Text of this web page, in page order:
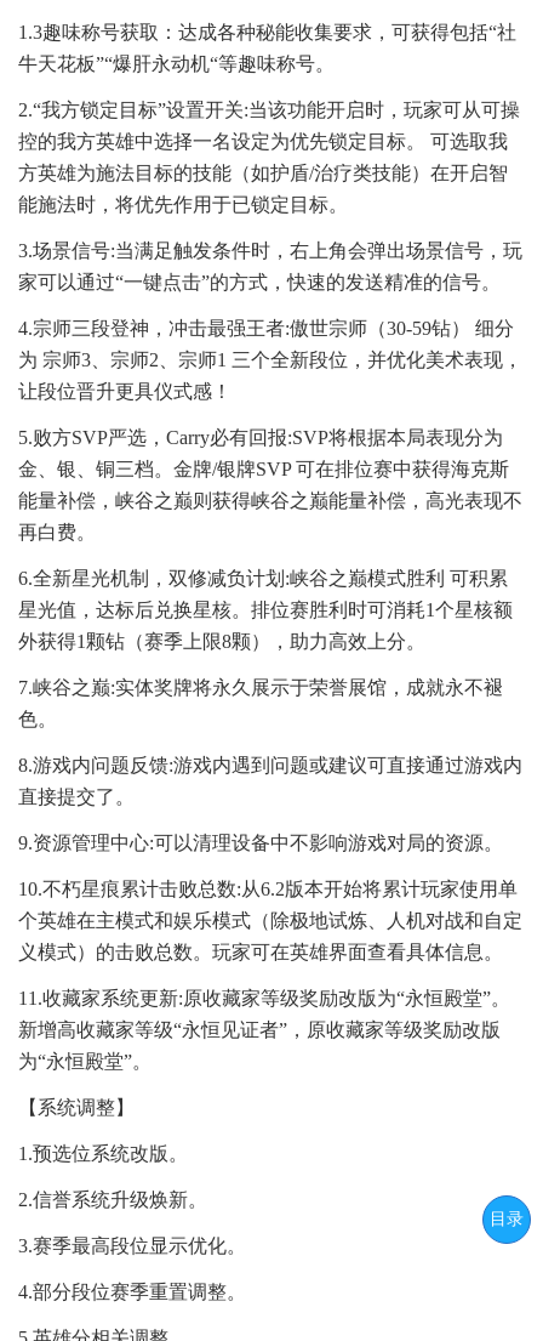
1.3趣味称号获取：达成各种秘能收集要求，可获得包括“社
牛天花板”“爆肝永动机“等趣味称号。
2.“我方锁定目标”设置开关:当该功能开启时，玩家可从可操
控的我方英雄中选择一名设定为优先锁定目标。 可选取我
方英雄为施法目标的技能（如护盾/治疗类技能）在开启智
能施法时，将优先作用于已锁定目标。
3.场景信号:当满足触发条件时，右上角会弹出场景信号，玩
家可以通过“一键点击”的方式，快速的发送精准的信号。
4.宗师三段登神，冲击最强王者:傲世宗师（30-59钻） 细分
为 宗师3、宗师2、宗师1 三个全新段位，并优化美术表现，
让段位晋升更具仪式感！
5.败方SVP严选，Carry必有回报:SVP将根据本局表现分为
金、银、铜三档。金牌/银牌SVP 可在排位赛中获得海克斯
能量补偿，峡谷之巅则获得峡谷之巅能量补偿，高光表现不
再白费。
6.全新星光机制，双修减负计划:峡谷之巅模式胜利 可积累
星光值，达标后兑换星核。排位赛胜利时可消耗1个星核额
外获得1颗钻（赛季上限8颗），助力高效上分。
7.峡谷之巅:实体奖牌将永久展示于荣誉展馆，成就永不褪
色。
8.游戏内问题反馈:游戏内遇到问题或建议可直接通过游戏内
直接提交了。
9.资源管理中心:可以清理设备中不影响游戏对局的资源。
10.不朽星痕累计击败总数:从6.2版本开始将累计玩家使用单
个英雄在主模式和娱乐模式（除极地试炼、人机对战和自定
义模式）的击败总数。玩家可在英雄界面查看具体信息。
11.收藏家系统更新:原收藏家等级奖励改版为“永恒殿堂”。
新增高收藏家等级“永恒见证者”，原收藏家等级奖励改版
为“永恒殿堂”。
【系统调整】
1.预选位系统改版。
2.信誉系统升级焕新。
3.赛季最高段位显示优化。
4.部分段位赛季重置调整。
目录